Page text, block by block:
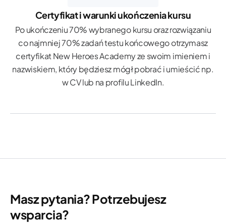
Certyfikat i warunki ukończenia kursu
Po ukończeniu 70% wybranego kursu oraz rozwiązaniu
co najmniej 70% zadań testu końcowego otrzymasz
certyfikat New Heroes Academy ze swoim imieniem i
nazwiskiem, który będziesz mógł pobrać i umieścić np.
w CV lub na profilu LinkedIn.
Masz pytania? Potrzebujesz
wsparcia?